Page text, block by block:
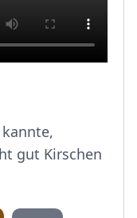
kannte,
gut Kirschen